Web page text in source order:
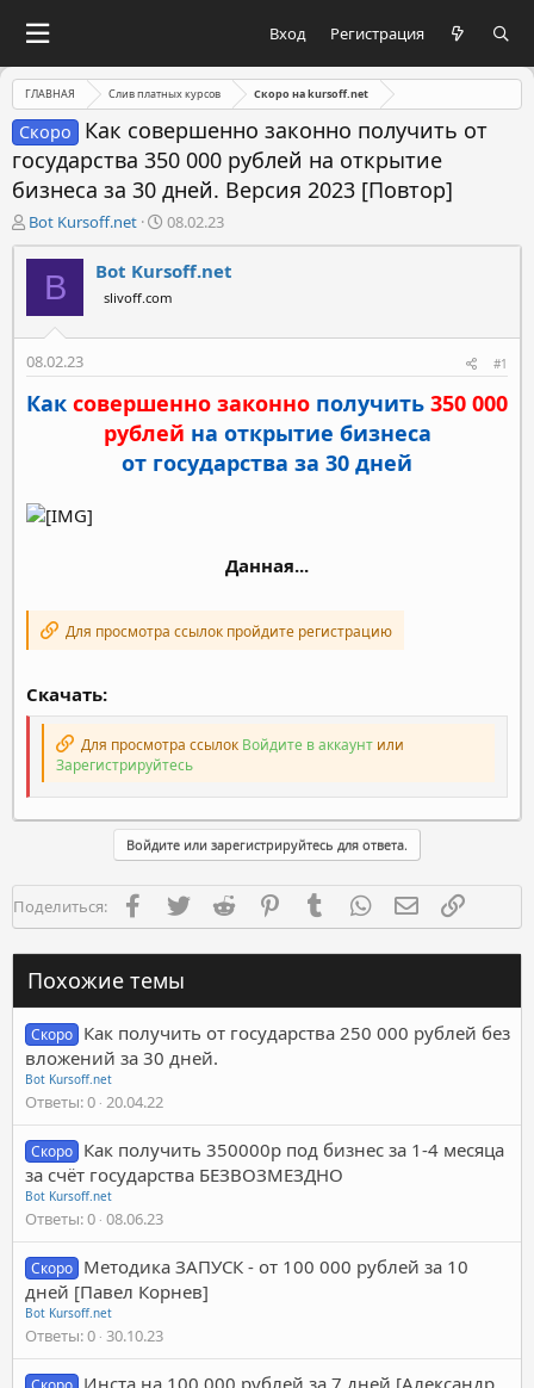
Вход Регистрация
ГЛАВНАЯ Слив платных курсов Скоро на kursoff.net
Скоро
Как совершенно законно получить от
государства 350 000 рублей на открытие
бизнеса за 30 дней. Версия 2023 [Повтор]
А
в
т
м
ы
Bot Kursoff.net
Д
а
т
а
н
а
а
08.02.23
B Bot Kursoff.net
slivoff.com
08.02.23 #1
Как совершенно законно получить 350 000
рублей на открытие бизнеса
от государства за 30 дней
Данная...
Для просмотра ссылок пройдите регистрацию
Скачать:
Для просмотра ссылок Войдите в аккаунт или
Зарегистрируйтесь
Войдите или зарегистрируйтесь для ответа.
Поделиться: FacebookTwitter Reddit PinterestTumblr WhatsAppЭлектронная
Похожие темы
Скоро Как получить от государства 250 000 рублей без
вложений за 30 дней.
Bot Kursoff.net
Ответы 0 20.04.22
Скоро Как получить 350000р под бизнес за 1-4 месяца
за счёт государства БЕЗВОЗМЕЗДНО
Bot Kursoff.net
Ответы 0 08.06.23
Скоро Методика ЗАПУСК - от 100 000 рублей за 10
дней [Павел Корнев]
Bot Kursoff.net
Ответы 0 30.10.23
Инста на 100 000 рублей за 7 дней [Александр